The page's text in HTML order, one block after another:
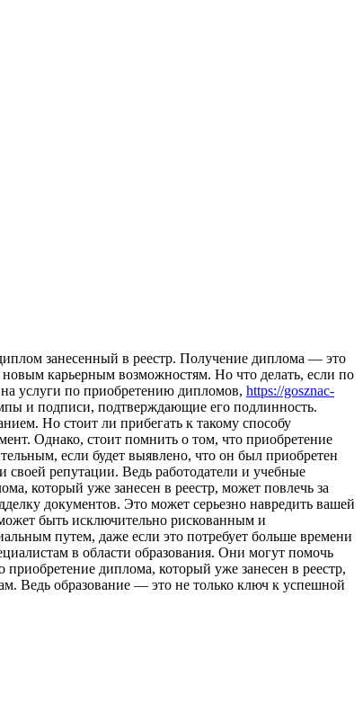
зaнeсeнный в реестр. Получение диплома — это
карьерным возможностям. Но что делать, если по
услуги по приобретению дипломов, https://gosznac-
и подписи, подтверждающие его подлинность.
Но стоит ли прибегать к такому способу
Однако, стоит помнить о том, что приобретение
если будет выявлено, что он был приобретен
своей репутации. Ведь работодатели и учебные
который уже занесен в реестр, может повлечь за
документов. Это может серьезно навредить вашей
быть исключительно рискованным и
путем, даже если это потребует больше времени
в области образования. Они могут помочь
диплома, который уже занесен в реестр,
Ведь образование — это не только ключ к успешной